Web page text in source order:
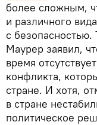
более сложным,
и различного
с
Маурер заявил,
время
конфликта,
стране. И хотя,
в стране
политическое